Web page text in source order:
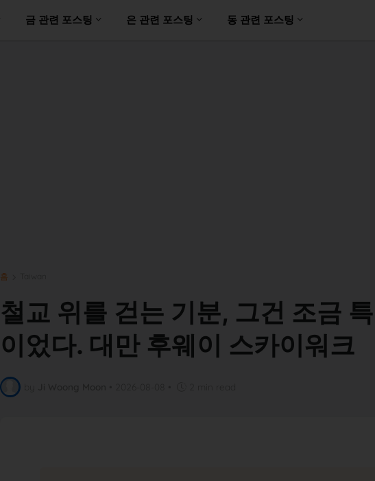
금 관련 포스팅 은 관련 포스팅 동 관련 포스팅
홈
철교 위를 걷는 기분, 그건 조금
이었다. 대만 후웨이 스카이워크